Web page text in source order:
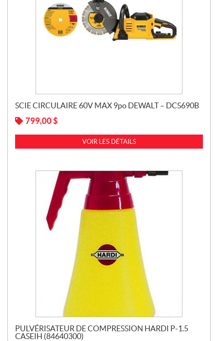
SCIE CIRCULAIRE 60V MAX 9po DEWALT – DCS690B
799,00$
VOIR LES DÉTAILS
PULVÉRISATEUR DE COMPRESSION HARDI P-1.5
CASEIH (84640300)